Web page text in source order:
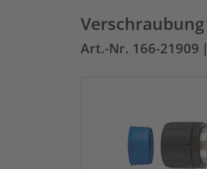
Art.-Nr. 166-21909